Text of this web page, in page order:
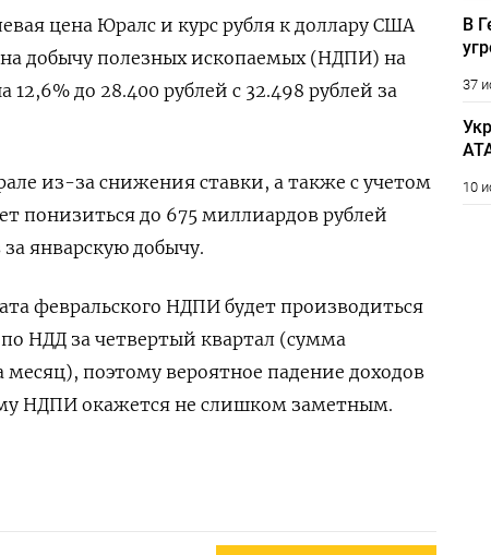
цена Юралс и курс рубля к доллару США
на добычу полезных ископаемых (НДПИ) на
до 28.400 рублей с 32.498 рублей за
из-за снижения ставки, а также с учетом
понизиться до 675 миллиардов рублей
январскую добычу.
февральского НДПИ будет производиться
НДД за четвертый квартал (сумма
поэтому вероятное падение доходов
НДПИ окажется не слишком заметным.